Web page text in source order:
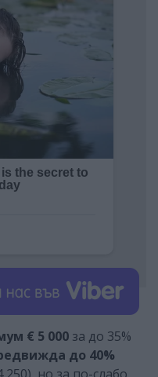
€ 5 000 за до 35%
до 40%